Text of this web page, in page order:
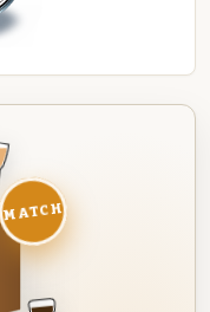
MATCH